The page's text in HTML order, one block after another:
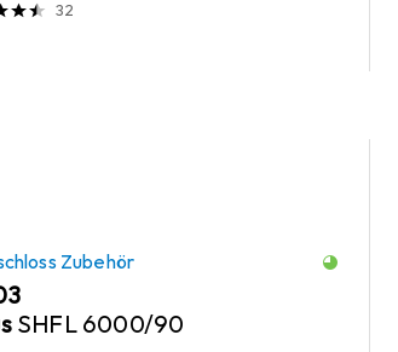
32
Zubehör
SHFL 6000/90